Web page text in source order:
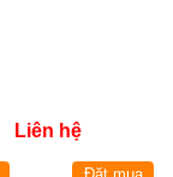
Liên hệ